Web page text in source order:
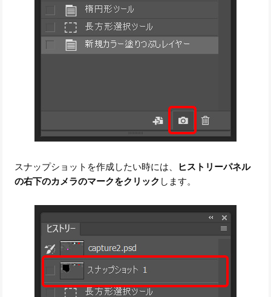
スナップショットを作成したい時には、
ヒストリーパネル
の右下のカメラのマークをクリック します。